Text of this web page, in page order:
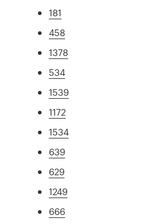
181
458
1378
534
1539
1172
1534
639
629
1249
666